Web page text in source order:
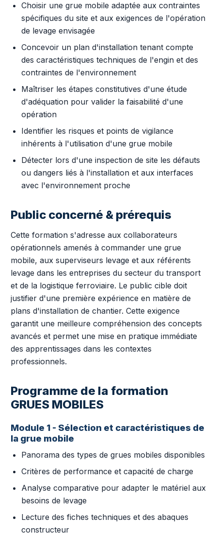
Choisir une grue mobile adaptée aux contraintes
spécifiques du site et aux exigences de l'opération
de levage envisagée
Concevoir un plan d'installation tenant compte
des caractéristiques techniques de l'engin et des
contraintes de l'environnement
Maîtriser les étapes constitutives d'une étude
d'adéquation pour valider la faisabilité d'une
opération
Identifier les risques et points de vigilance
inhérents à l'utilisation d'une grue mobile
Détecter lors d'une inspection de site les défauts
ou dangers liés à l'installation et aux interfaces
avec l'environnement proche
Public concerné & prérequis
Cette formation s'adresse aux collaborateurs
opérationnels amenés à commander une grue
mobile, aux superviseurs levage et aux référents
levage dans les entreprises du secteur du transport
et de la logistique ferroviaire. Le public cible doit
justifier d'une première expérience en matière de
plans d'installation de chantier. Cette exigence
garantit une meilleure compréhension des concepts
avancés et permet une mise en pratique immédiate
des apprentissages dans les contextes
professionnels.
Programme de la formation
GRUES MOBILES
Module 1 - Sélection et caractéristiques de
la grue mobile
Panorama des types de grues mobiles disponibles
Critères de performance et capacité de charge
Analyse comparative pour adapter le matériel aux
besoins de levage
Lecture des fiches techniques et des abaques
constructeur